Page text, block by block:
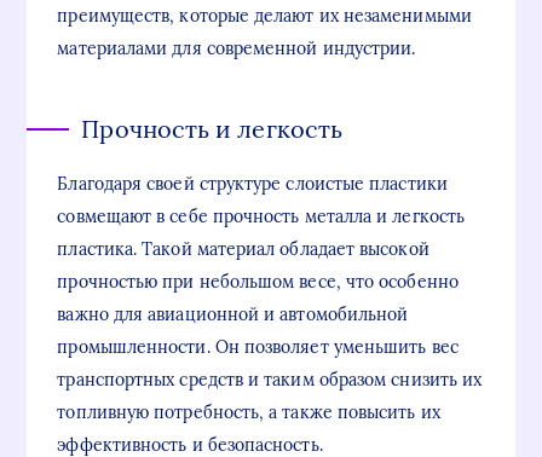
преимуществ, которые делают их незаменимыми
материалами для современной индустрии.
Прочность и легкость
Благодаря своей структуре слоистые пластики
совмещают в себе прочность металла и легкость
пластика. Такой материал обладает высокой
прочностью при небольшом весе, что особенно
важно для авиационной и автомобильной
промышленности. Он позволяет уменьшить вес
транспортных средств и таким образом снизить их
топливную потребность, а также повысить их
эффективность и безопасность.